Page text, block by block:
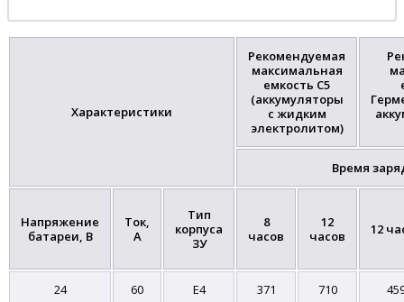
Характеристики
Рекомендуемая
максимальная
емкость С5
(аккумуляторы
с жидким
электролитом)
Время
Напряжение
батареи, В
Ток,
А
Тип
корпуса
ЗУ
8
часов
12
часов
12
24 60 E4 371 710